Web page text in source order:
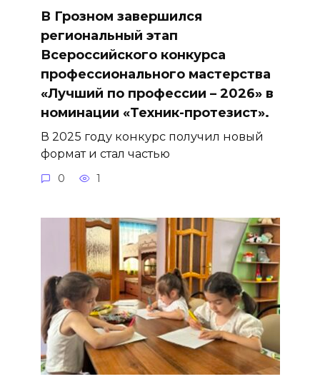
В Грозном завершился
региональный этап
Всероссийского конкурса
профессионального мастерства
«Лучший по профессии – 2026» в
номинации «Техник-протезист».
В 2025 году конкурс получил новый
формат и стал частью
0 1